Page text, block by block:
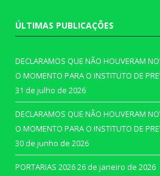
ÚLTIMAS PUBLICAÇÕES
DECLARAMOS QUE NÃO HOUVERAM
O MOMENTO PARA O INSTITUTO DE
31 de julho de 2026
DECLARAMOS QUE NÃO HOUVERAM
O MOMENTO PARA O INSTITUTO DE
30 de junho de 2026
PORTARIAS 202626 de janeiro de 2026